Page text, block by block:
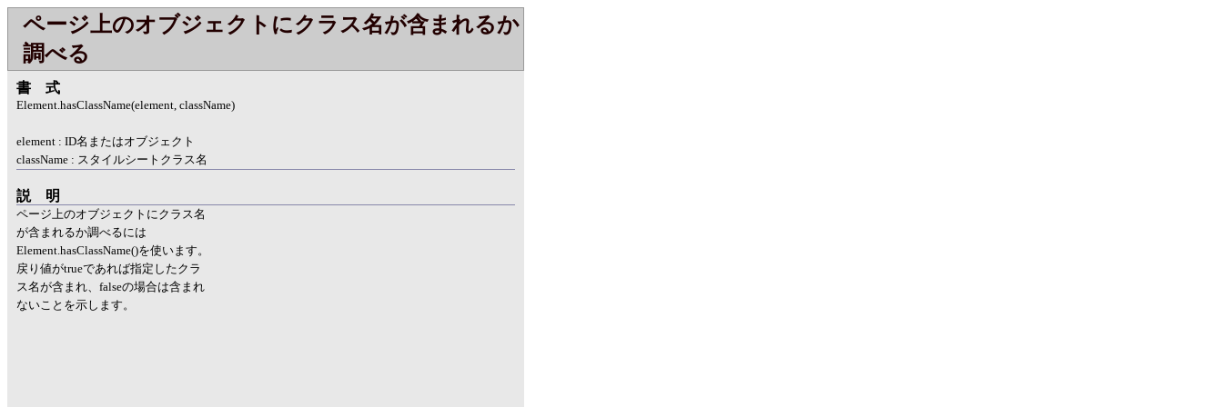
ページ上のオブジェクトにクラス名が含まれるか
調べる
書式
Element.hasClassName(element, className)
element : ID名またはオブジェクト
className : スタイルシートクラス名
説明
ページ上のオブジェクトにクラス名
が含まれるか調べるには
Element.hasClassName()を使います。
戻り値がtrueであれば指定したクラ
ス名が含まれ、falseの場合は含まれ
ないことを示します。